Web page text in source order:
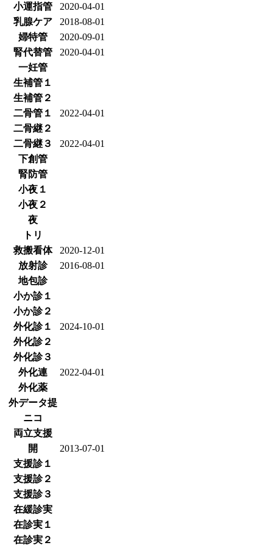
小運指管
2020-04-01
乳腺ケア
2018-08-01
婦特管
2020-09-01
腎代替管
2020-04-01
一妊管
生補管１
生補管２
二骨管１
2022-04-01
二骨継２
二骨継３
2022-04-01
下創管
腎防管
小夜１
小夜２
夜
トリ
救搬看体
2020-12-01
放射診
2016-08-01
地包診
小か診１
小か診２
外化診１
2024-10-01
外化診２
外化診３
外化連
2022-04-01
外化薬
外データ提
ニコ
両立支援
開
2013-07-01
支援診１
支援診２
支援診３
在緩診実
在診実１
在診実２